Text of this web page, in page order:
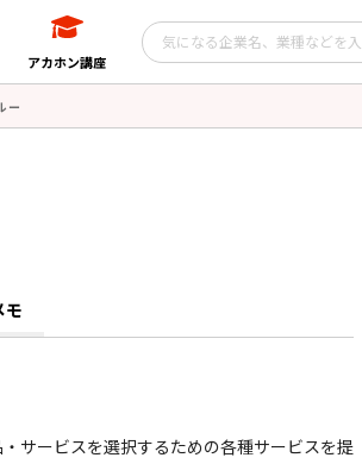
アカホン講座
ー
モ
サービスを選択するための各種サービスを提